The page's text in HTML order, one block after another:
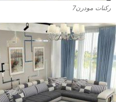
ركنات مودرن7